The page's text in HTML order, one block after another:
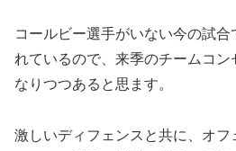
コールビー選手がいない今の試合
れているので、来季のチームコ
なりつつあると思ます。
激しいディフェンスと共に、オフ